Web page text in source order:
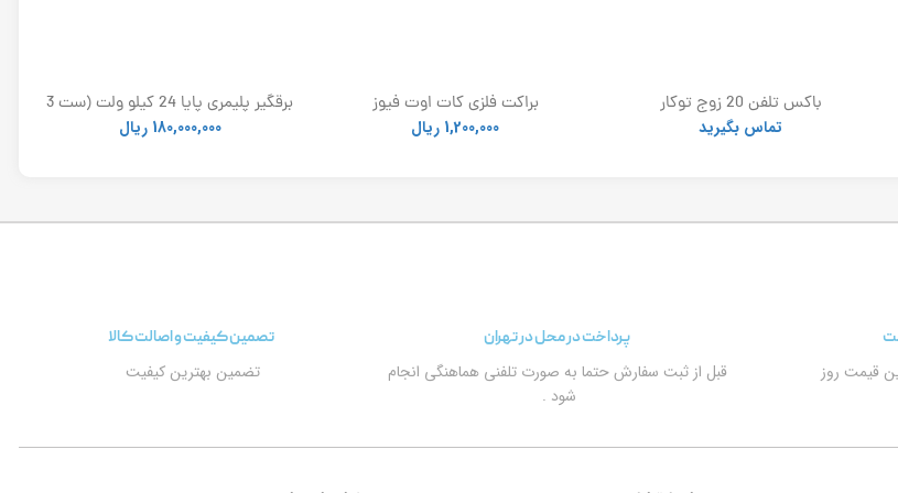
باکس تلفن 20 زوج توکار
تماس بگیرید
براکت فلزی کات اوت فیوز
1,200,000 ریال
برقگیر پلیمری پایا 24 کیلو ولت (ست 3
عددی)
180,000,000 ریال
قیمت روز
پرداخت در محل در تهران
قبل از ثبت سفارش حتما به صورت تلفنی هماهنگی انجام
شود .
تصمین کیفیت و اصالت کالا
تضمین بهترین کیفیت